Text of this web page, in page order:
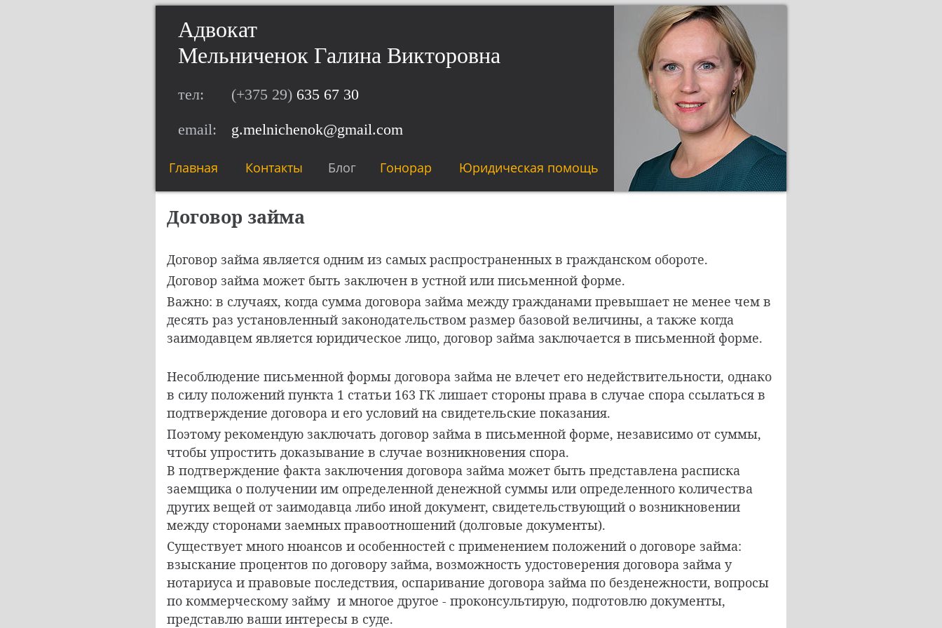
Адвокат
Мельниченок Галина Викторовна
тел: (+375 29) 635 67 30
email:
g.melnichenok@gmail.com
Главная Контакты Блог Гонорар Юридическая помощь
Договор займа
Договор займа является одним из самых распространенных в гражданском обороте.
Договор займа может быть заключен в устной или письменной форме.
Важно: в случаях, когда сумма договора займа между гражданами превышает не менее чем в
десять раз установленный законодательством размер базовой величины, а также когда
заимодавцем является юридическое лицо, договор займа заключается в письменной форме.
Несоблюдение письменной формы договора займа не влечет его недействительности, однако
в силу положений пункта 1 статьи 163 ГК лишает стороны права в случае спора ссылаться в
подтверждение договора и его условий на свидетельские показания.
Поэтому рекомендую заключать договор займа в письменной форме, независимо от суммы,
чтобы упростить доказывание в случае возникновения спора.
В подтверждение факта заключения договора займа может быть представлена расписка
заемщика о получении им определенной денежной суммы или определенного количества
других вещей от заимодавца либо иной документ, свидетельствующий о возникновении
между сторонами заемных правоотношений (долговые документы).
Существует много нюансов и особенностей с применением положений о договоре займа:
взыскание процентов по договору займа, возможность удостоверения договора займа у
нотариуса и правовые последствия, оспаривание договора займа по безденежности, вопросы
по коммерческому займу и многое другое - проконсультирую, подготовлю документы,
представлю ваши интересы в суде.